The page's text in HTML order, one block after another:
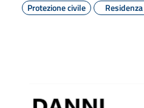
Protezione civile
Residenza